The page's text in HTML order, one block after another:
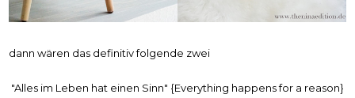
dann wären das definitiv folgende zwei
"Alles im Leben hat einen Sinn" {Everything happens for a reason}